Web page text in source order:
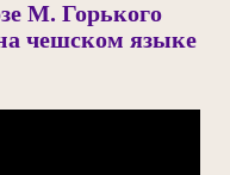
М. Горького
чешском языке